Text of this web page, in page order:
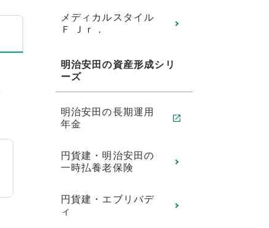
メディカルスタイル
Ｆ Ｊｒ．
明治安田の資産形成シリ
ーズ
明治安田の長期運用
年金
円貨建・明治安田の
一時払養老保険
円貨建・エブリバデ
ィ